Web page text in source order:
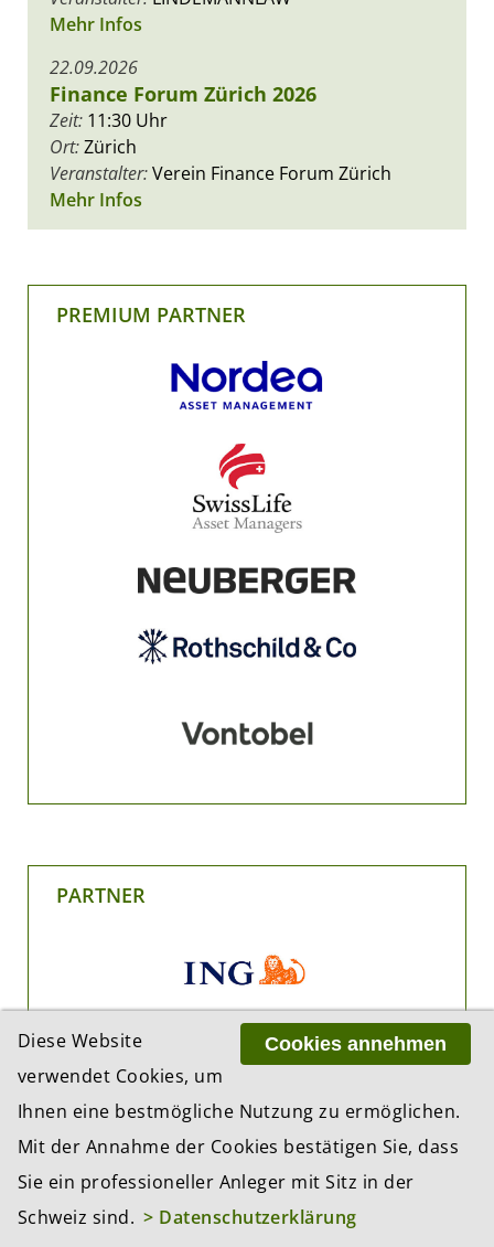
Mehr Infos
22.09.2026
Finance Forum Zürich 2026
Zeit: 11:30 Uhr
Ort:Zürich
Veranstalter:Verein Finance Forum Zürich
Mehr Infos
PREMIUM PARTNER
PARTNER
Cookies annehmen
Diese Website
verwendet Cookies, um
Ihnen eine bestmögliche Nutzung zu ermöglichen.
Mit der Annahme der Cookies bestätigen Sie, dass
Sie ein professioneller Anleger mit Sitz in der
Schweiz sind. > Datenschutzerklärung